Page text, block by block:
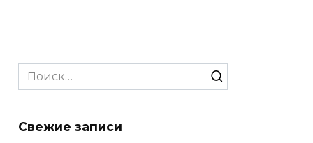
Search
for:
Свежие записи